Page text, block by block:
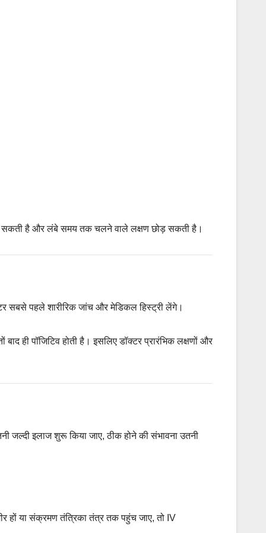
सकती है और लंबे समय तक चलने वाले लक्षण छोड़ सकती है।
सबसे पहले शारीरिक जांच और मेडिकल हिस्ट्री लेंगे।
पॉजिटिव होती है। इसलिए डॉक्टर प्रारंभिक लक्षणों और
जल्दी इलाज शुरू किया जाए, ठीक होने की संभावना उतनी
हों या संक्रमण तंत्रिका तंत्र तक पहुंच जाए, तो IV